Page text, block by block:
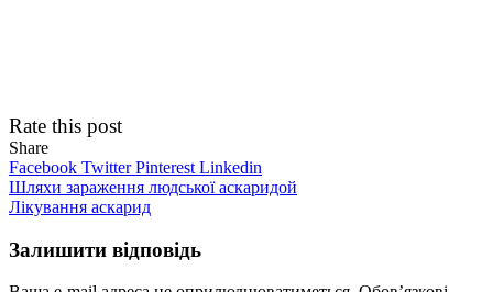
Rate this post
Share
Facebook TwitterPinterest Linkedin
Навігація
записів
Шляхи зараження людської аскаридой
Лікування аскарид
Залишити відповідь